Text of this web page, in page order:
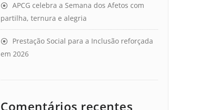
APCG celebra a Semana dos Afetos com
partilha, ternura e alegria
Prestação Social para a Inclusão reforçada
em 2026
Comentários recentes